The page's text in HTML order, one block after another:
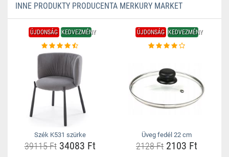
INNE PRODUKTY PRODUCENTA MERKURY MARKET
ÚJDONSÁG KEDVEZMÉNY
Szék K531 szürke
39115 Ft34083 Ft
ÚJDONSÁG KEDVEZMÉNY
Üveg fedél 22 cm
2128 Ft 2103 Ft